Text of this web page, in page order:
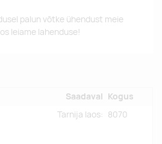
palun võtke ühendust meie
leiame lahenduse!
Saadaval Kogus
Tarnija laos: 8070